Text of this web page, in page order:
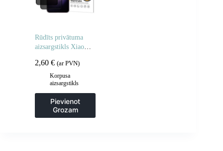
Rūdīts privātuma
aizsargstikls Xiaomi
aizsargstikliem – 2
2,60 € (ar PVN)
Korpusa
aizsargstikls
Pievienot
Grozam